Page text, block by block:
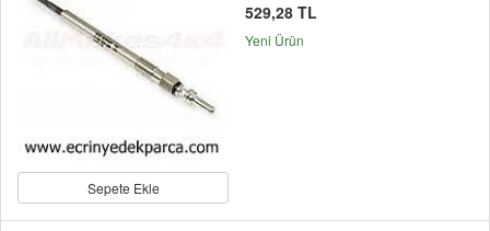
Sepete Ekle
529,28 TL
Yeni Ürün